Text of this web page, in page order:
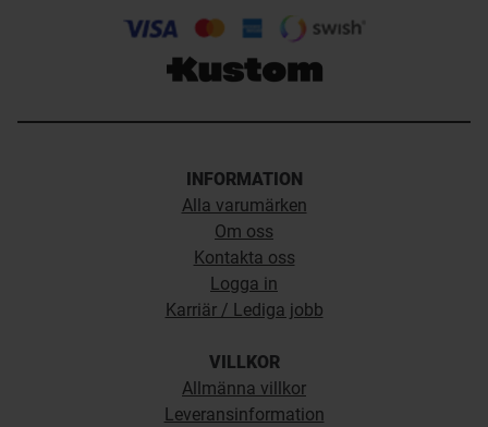
INFORMATION
Alla varumärken
Om oss
Kontakta oss
Logga in
Karriär / Lediga jobb
VILLKOR
Allmänna villkor
Leveransinformation